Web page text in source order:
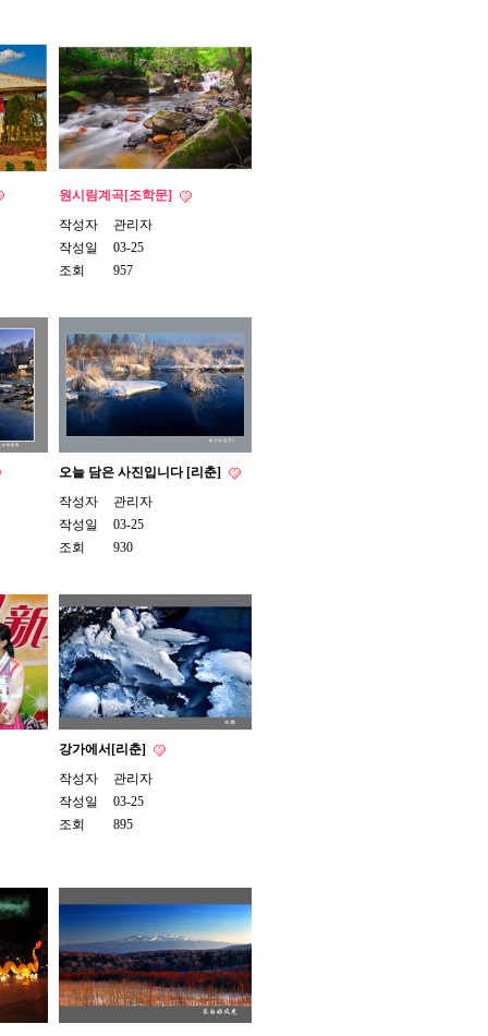
원시림계곡[조학문]
작성자
관리자
작성일
03-25
조회
957
오늘 담은 사진입니다 [리춘]
작성자
관리자
작성일
03-25
조회
930
강가에서[리춘]
작성자
관리자
작성일
03-25
조회
895